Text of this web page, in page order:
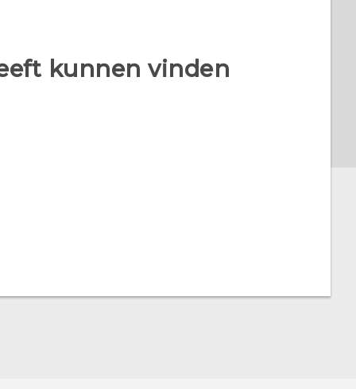
kunnen vinden